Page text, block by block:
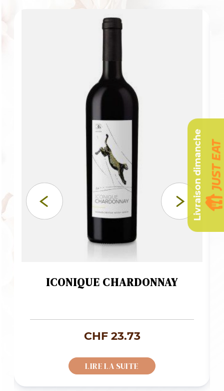
ICONIQUE CHARDONNAY
CHF23.73
LIRE LA SUITE
Livraison dimanche